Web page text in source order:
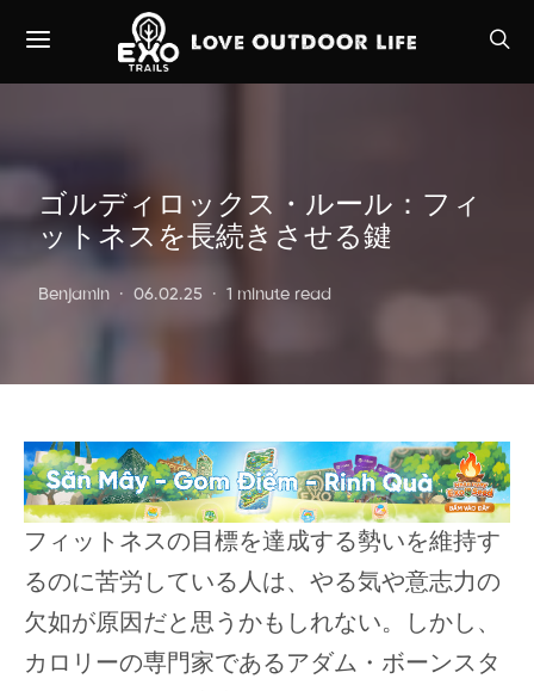
ゴルディロックス・ルール：フィ
ットネスを長続きさせる鍵
Benjamin 06.02.25 1 minute read
フィットネスの目標を達成する勢いを維持す
るのに苦労している人は、やる気や意志力の
欠如が原因だと思うかもしれない。しかし、
カロリーの専門家であるアダム・ボーンスタ